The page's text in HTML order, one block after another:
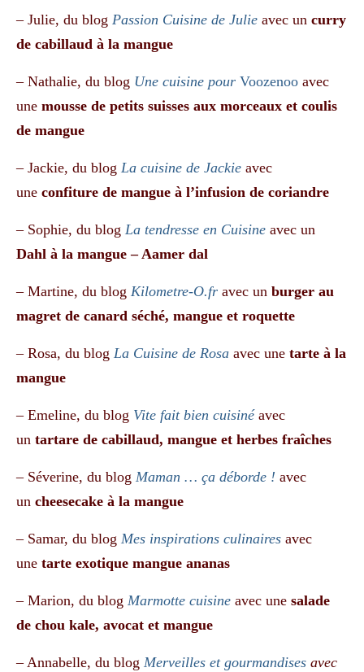
– Julie, du blog Passion Cuisine de Julie avec un curry
de cabillaud à la mangue
– Nathalie, du blog Une cuisine pour Voozenoo avec
une mousse de petits suisses aux morceaux et coulis
de mangue
– Jackie, du blog La cuisine de Jackie avec
une confiture de mangue à l’infusion de coriandre
– Sophie, du blog La tendresse en Cuisine avec un
Dahl à la mangue – Aamer dal
– Martine, du blog Kilometre-O.fr avec un burger au
magret de canard séché, mangue et roquette
– Rosa, du blog La Cuisine de Rosa avec une tarte à la
mangue
– Emeline, du blog Vite fait bien cuisiné avec
un tartare de cabillaud, mangue et herbes fraîches
– Séverine, du blog Maman … ça déborde ! avec
un cheesecake à la mangue
– Samar, du blog Mes inspirations culinaires avec
une tarte exotique mangue ananas
– Marion, du blog Marmotte cuisine avec une salade
de chou kale, avocat et mangue
– Annabelle, du blog Merveilles et gourmandises avec